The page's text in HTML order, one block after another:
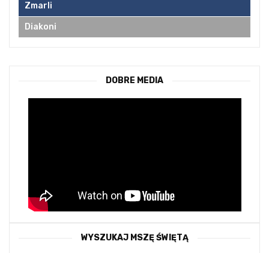
Zmarli
Diakoni
DOBRE MEDIA
WYSZUKAJ MSZĘ ŚWIĘTĄ